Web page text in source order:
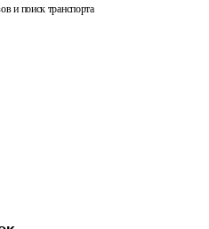
и поиск транспорта